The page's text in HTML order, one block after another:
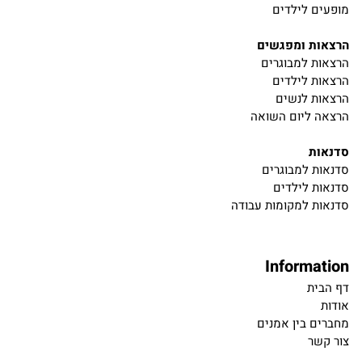
מופעים לילדים
הרצאות ומפגשים
הרצאות למבוגרים
הרצאות לילדים
הרצאות לנשים
הרצאה ליום השואה
סדנאות
סדנאות למבוגרים
סדנאות לילדים
סדנאות למקומות עבודה
Information
דף הבית
אודות
מחברים בין אמנים
צור קשר